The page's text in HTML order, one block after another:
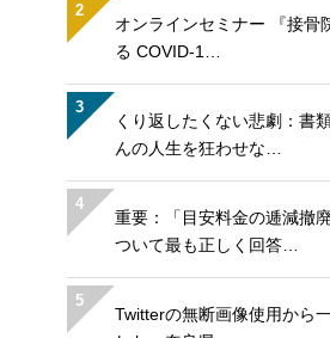
2
オンラインセミナー 『接骨
る COVID-1…
3
くり返したくない悲劇：書
んの人生を狂わせな…
4
重要：「目安料金の逓減撤
ついて最も正しく回答…
5
Twitterの無断画像使用から